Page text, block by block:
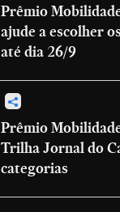
Prêmio
ajude a escolher
até dia 26/9
Prêmio
Trilha Jornal do
categorias